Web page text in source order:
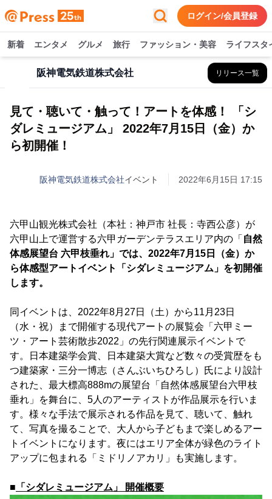
ログイン/会員登録
新着 エンタメ グルメ 旅行 ファッション・美容 ライフスタ
阪神電気鉄道株式会社 リリース一覧
見て・聴いて・触って！アートを体感！ 「シ
ダレミュージアム」 2022年7月15日（金）か
ら初開催！
阪神電気鉄道株式会社イベント 2022年6月15日 17:15
六甲山観光株式会社（本社：神戸市 社長：寺西公彦）が
六甲山上で運営する六甲ガーデンテラスエリア内の「 自然
体感展望台 六甲枝垂れ」では、2022年7月15日（金）か
ら体感型アートイベント「シダレミュージアム」を初開催
します。
同イベントは、2022年8月27日（土）から11月23日
（水・祝）まで開催する現代アートの展覧会「六甲ミー
ツ・アート芸術散歩2022」の先行関連展示イベントで
す。日本建築学会賞、日本建築大賞など数々の受賞歴をも
つ建築家・三分一博志（さんぶいちひろし）氏により設計
された、最大標高888mの展望台「自然体感展望台六甲枝
垂れ」を舞台に、5人のアーティストが作品展示を行いま
す。様々な手法で展示される作品を見て、聴いて、触れ
て、写真を撮ることで、大人から子どもまで楽しめるアー
トイベントになります。夜にはエリア全体が緑色のライト
アップに包まれる「ミドリノアカリ」も実施します。
■ 「シダレミュージアム」 開催概要